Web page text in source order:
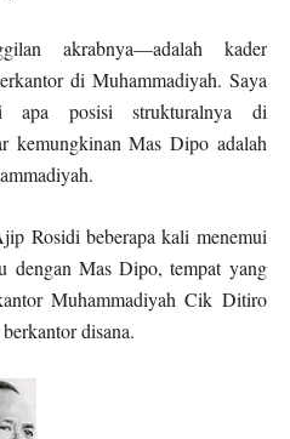
akrabnya—adalah kader
di Muhammadiyah. Saya
apa posisi strukturalnya di
kemungkinan Mas Dipo adalah
Rosidi beberapa kali menemui
dengan Mas Dipo, tempat yang
Muhammadiyah Cik Ditiro
disana.